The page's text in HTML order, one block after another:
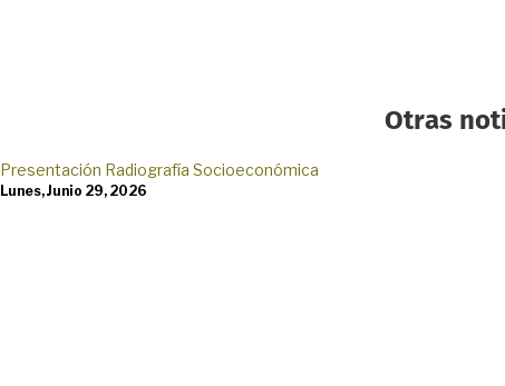
Otras
Presentación Radiografía Socioeconómica
Lunes, Junio 29, 2026